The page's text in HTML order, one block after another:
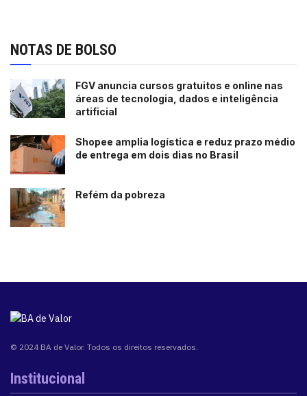
NOTAS DE BOLSO
FGV anuncia cursos gratuitos e online nas
áreas de tecnologia, dados e inteligência
artificial
Shopee amplia logística e reduz prazo médio
de entrega em dois dias no Brasil
Refém da pobreza
© 2024 BA de Valor. Todos os direitos reservados.
Institucional